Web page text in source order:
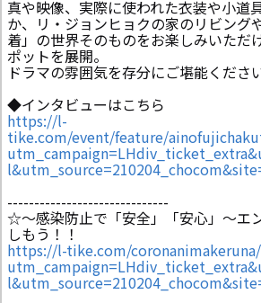
真や映像、実際に使われた衣装や小道
か、リ・ジョンヒョクの家のリビング
着」の世界そのものをお楽しみいただ
ポットを展開。
ドラマの雰囲気を存分にご堪能ください
◆インタビューはこちら
https://l-
tike.com/event/feature/
------------------------------
☆～感染防止で「安全」「安心」～エ
しもう！！
https://l-tike.com/